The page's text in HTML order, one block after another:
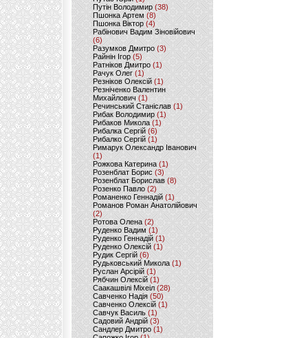
Путін Володимир(38)
Пшонка Артем (8)
Пшонка Віктор(4)
Рабінович Вадим Зіновійович
(6)
Разумков Дмитро (3)
Райнін Ігор(5)
Ратніков Дмитро (1)
Рачук Олег (1)
Резніков Олексій(1)
Резніченко Валентин
Михайлович (1)
Речинський Станіслав (1)
Рибак Володимир(1)
Рибаков Микола(1)
Рибалка Сергій (6)
Рибалко Сергій (1)
Римарук Олександр Іванович
(1)
Рожкова Катерина(1)
Розенблат Борис (3)
Розенблат Борислав (8)
Розенко Павло (2)
Романенко Геннадій (1)
Романов Роман Анатолійович
(2)
Ротова Олена(2)
Руденко Вадим (1)
Руденко Геннадій (1)
Руденко Олексій(1)
Рудик Сергій(6)
Рудьковський Микола (1)
Руслан Арсірій(1)
Рябчин Олексій (1)
Саакашвілі Міхеіл(28)
Савченко Надія (50)
Савченко Олексій(1)
Савчук Василь (1)
Садовий Андрій (3)
Сандлер Дмитро(1)